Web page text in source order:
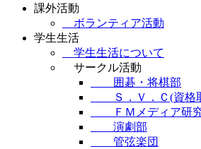
課外活動
ボランティア活動
学生生活
学生生活について
サークル活動
囲碁・将棋部
Ｓ．Ｖ．Ｃ(資格
ＦＭメディア研
演劇部
管弦楽団